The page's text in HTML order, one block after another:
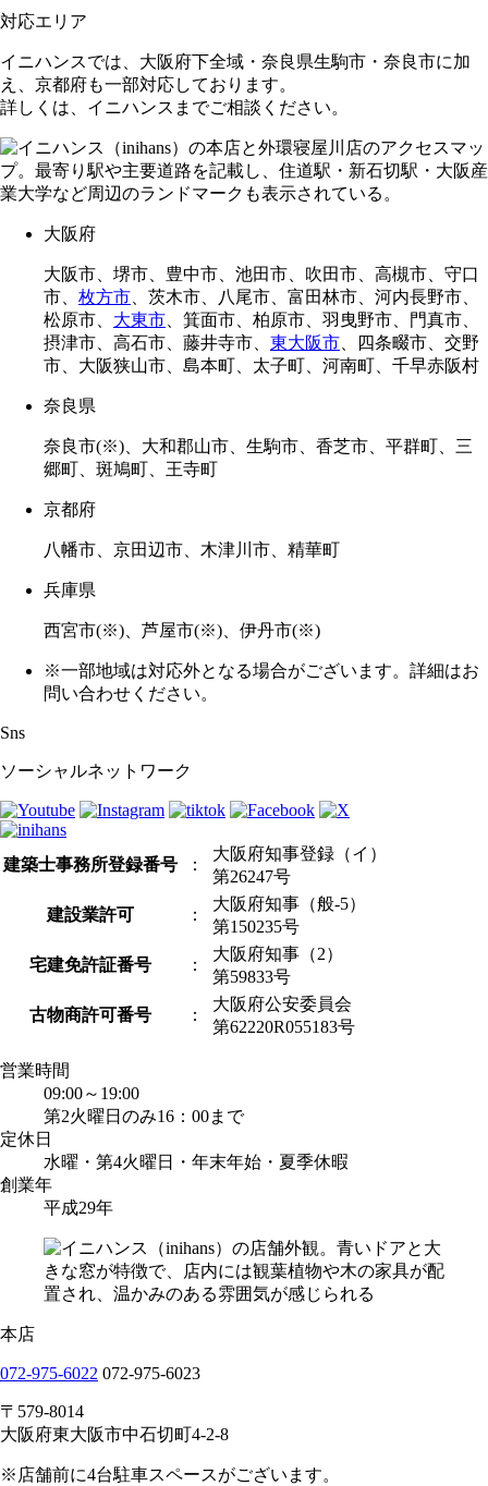
対応エリア
イニハンスでは、大阪府下全域・奈良県生駒市・奈良市に加
え、京都府も一部対応しております。
詳しくは、イニハンスまでご相談ください。
大阪府
大阪市、堺市、豊中市、池田市、吹田市、高槻市、守口
市、 枚方市 、茨木市、八尾市、富田林市、河内長野市、
松原市、 大東市 、箕面市、柏原市、羽曳野市、門真市、
摂津市、高石市、藤井寺市、 東大阪市 、四条畷市、交野
市、大阪狭山市、島本町、太子町、河南町、千早赤阪村
奈良県
奈良市(※)、大和郡山市、生駒市、香芝市、平群町、三
郷町、斑鳩町、王寺町
京都府
八幡市、京田辺市、木津川市、精華町
兵庫県
西宮市(※)、芦屋市(※)、伊丹市(※)
※一部地域は対応外となる場合がございます。詳細はお
問い合わせください。
Sns
ソーシャルネットワーク
建築士事務所登録番号 ：
大阪府知事登録（イ）
第26247号
建設業許可 ：
大阪府知事（般-5）
第150235号
宅建免許証番号 ：
大阪府知事（2）
第59833号
古物商許可番号 ：
大阪府公安委員会
第62220R055183号
営業時間
09:00～19:00
第2火曜日のみ16：00まで
定休日
水曜・第4火曜日・年末年始・夏季休暇
創業年
平成29年
本店
072-975-6022 072-975-6023
〒579-8014
大阪府東大阪市中石切町4-2-8
※店舗前に4台駐車スペースがございます。